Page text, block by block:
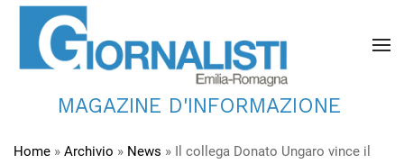
MAGAZINE D'INFORMAZIONE
Home » Archivio » News » Il collega Donato Ungaro vince il